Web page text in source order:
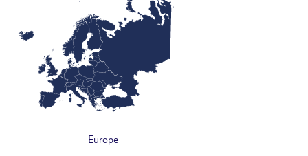
Europe